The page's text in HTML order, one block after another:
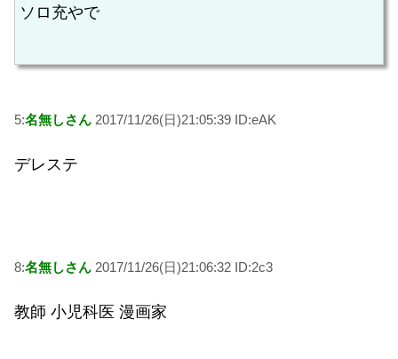
ソロ充やで
5:名無しさん 2017/11/26(日)21:05:39 ID:eAK
デレステ
8:名無しさん 2017/11/26(日)21:06:32 ID:2c3
教師 小児科医 漫画家